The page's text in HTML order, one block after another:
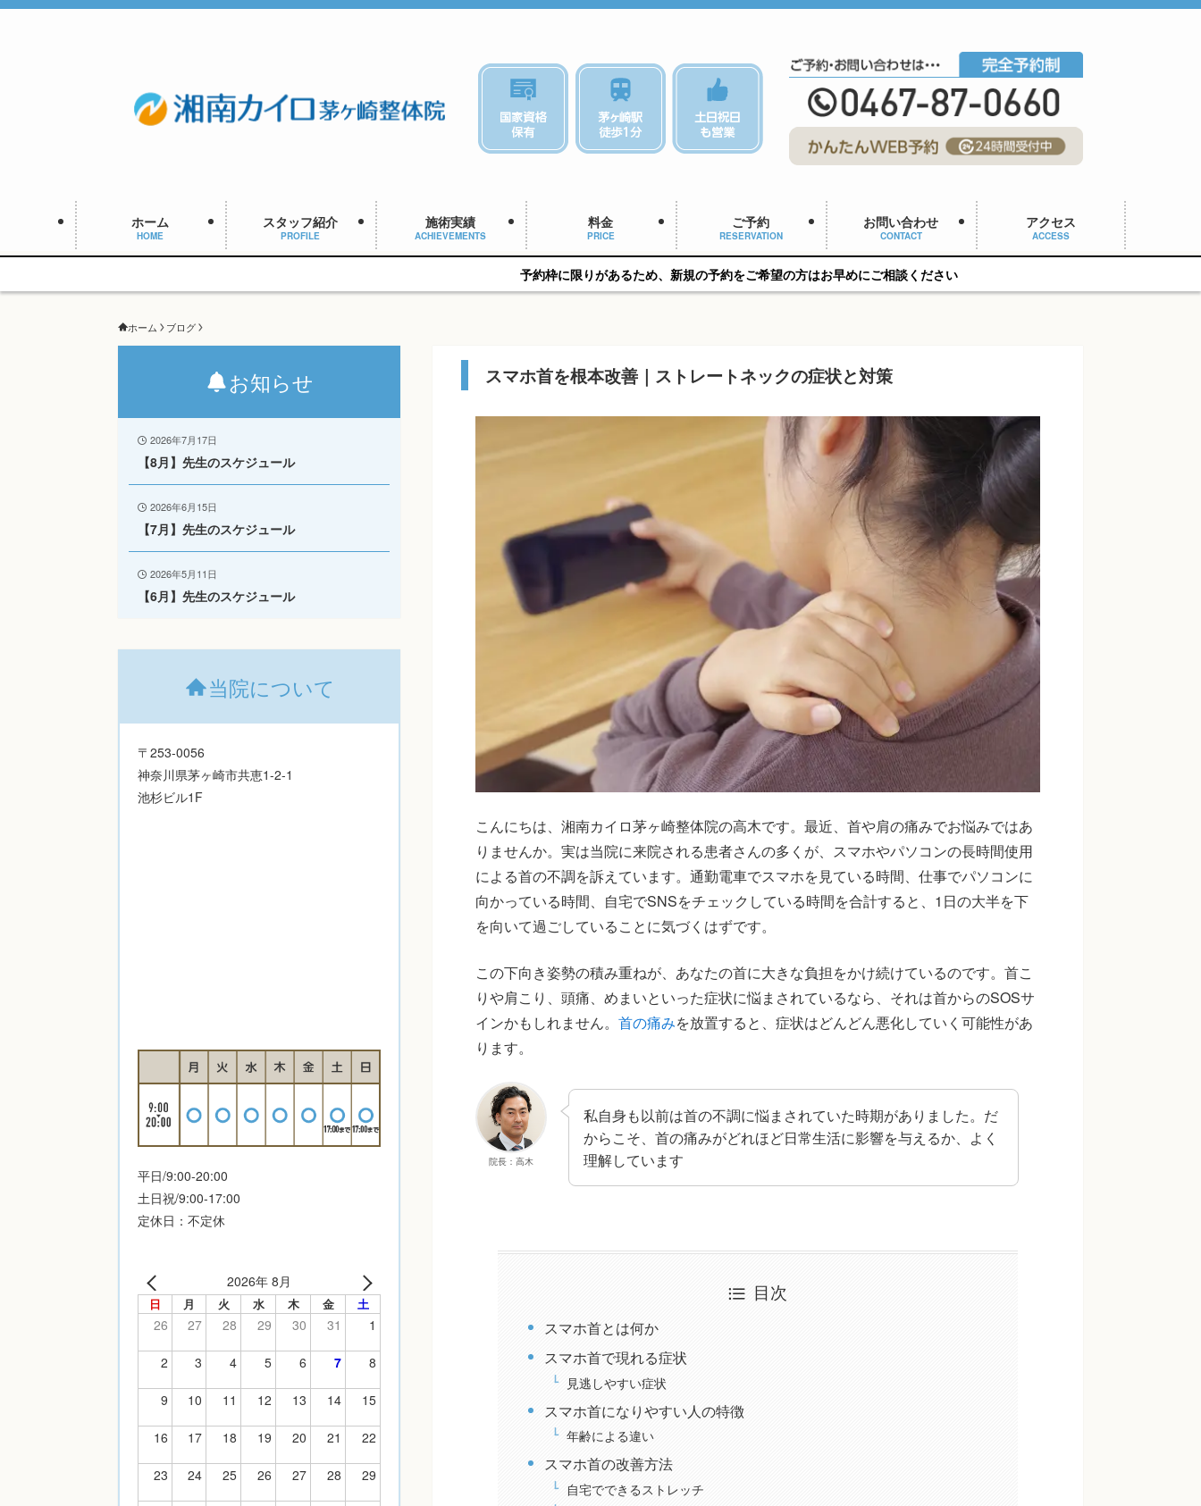
ホーム
HOME
スタッフ紹介
PROFILE
施術実績
ACHIEVEMENTS
料金
PRICE
ご予約
RESERVATION
お問い合わせ
CONTACT
アクセス
ACCESS
予約枠に限りがあるため、新規の予約をご希望の方はお早めにご相談ください
ホーム ブログ
スマホ首を根本改善｜ストレートネックの症状と対策
こんにちは、湘南カイロ茅ヶ崎整体院の高木です。最近、首や肩の痛みでお悩みではあ
りませんか。実は当院に来院される患者さんの多くが、スマホやパソコンの長時間使用
による首の不調を訴えています。通勤電車でスマホを見ている時間、仕事でパソコンに
向かっている時間、自宅でSNSをチェックしている時間を合計すると、1日の大半を下
を向いて過ごしていることに気づくはずです。
この下向き姿勢の積み重ねが、あなたの首に大きな負担をかけ続けているのです。首こ
りや肩こり、頭痛、めまいといった症状に悩まされているなら、それは首からのSOSサ
インかもしれません。 首の痛みを放置すると、症状はどんどん悪化していく可能性があ
ります。
院長：高木
私自身も以前は首の不調に悩まされていた時期がありました。だ
からこそ、首の痛みがどれほど日常生活に影響を与えるか、よく
理解しています
目次
スマホ首とは何か
スマホ首で現れる症状
見逃しやすい症状
スマホ首になりやすい人の特徴
年齢による違い
スマホ首の改善方法
自宅でできるストレッチ
お知らせ
2026年7月17日
【8月】先生のスケジュール
2026年6月15日
【7月】先生のスケジュール
2026年5月11日
【6月】先生のスケジュール
当院について
〒253-0056
神奈川県茅ヶ崎市共恵1-2-1
池杉ビル1F
平日/9:00-20:00
土日祝/9:00-17:00
定休日：不定休
2026年 8月
日 月 火 水 木 金 土
26 27 28 29 30 31 1
2 3 4 5 6 7 8
9 10 11 12 13 14 15
16 17 18 19 20 21 22
23 24 25 26 27 28 29